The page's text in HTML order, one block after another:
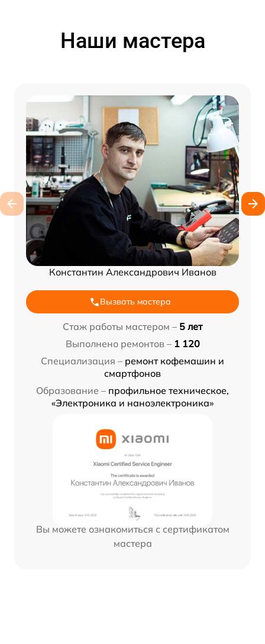
Наши мастера
Константин Александрович Иванов
Вызвать мастера
Стаж работы мастером – 5 лет
Выполнено ремонтов – 1 120
Специализация – ремонт кофемашин и
смартфонов
Образование – профильное техническое,
«Электроника и наноэлектроника»
Вы можете ознакомиться с сертификатом
мастера